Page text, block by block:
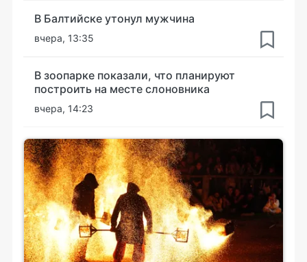
В Балтийске утонул мужчина
вчера, 13:35
В зоопарке показали, что планируют
построить на месте слоновника
вчера, 14:23